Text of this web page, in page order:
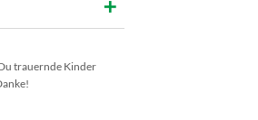
trauernde Kinder